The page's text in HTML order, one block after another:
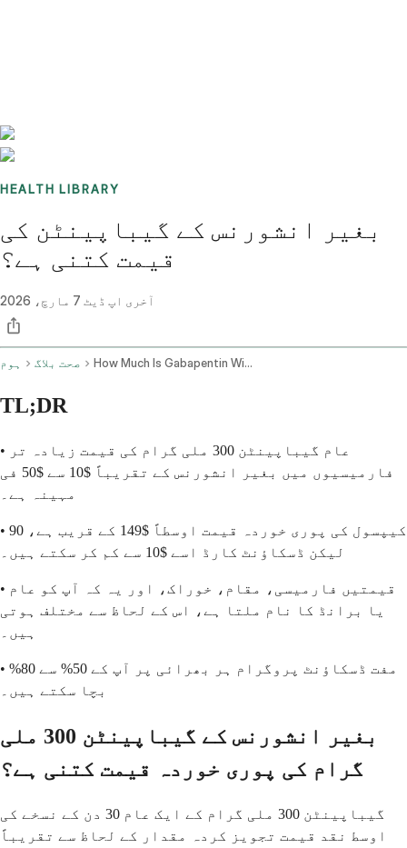
HEALTH LIBRARY
بغیر انشورنس کے گیباپینٹن کی
قیمت کتنی ہے؟
آخری اپ ڈیٹ 7 مارچ، 2026
ہوم صحت بلاگ How Much Is Gabapentin Without Insurance
TL;DR
• عام گیباپینٹن 300 ملی گرام کی قیمت زیادہ تر
فارمیسیوں میں بغیر انشورنس کے تقریباً $10 سے $50 فی
مہینہ ہے۔
• 90 کیپسول کی پوری خوردہ قیمت اوسطاً $149 کے قریب ہے،
لیکن ڈسکاؤنٹ کارڈ اسے $10 سے کم کر سکتے ہیں۔
• قیمتیں فارمیسی، مقام، خوراک، اور یہ کہ آپ کو عام
یا برانڈ کا نام ملتا ہے، اس کے لحاظ سے مختلف ہوتی
ہیں۔
• مفت ڈسکاؤنٹ پروگرام ہر بھرائی پر آپ کے 50% سے 80%
بچا سکتے ہیں۔
بغیر انشورنس کے گیباپینٹن 300 ملی
گرام کی پوری خوردہ قیمت کتنی ہے؟
گیباپینٹن 300 ملی گرام کے ایک عام 30 دن کے نسخے کی
اوسط نقد قیمت تجویز کردہ مقدار کے لحاظ سے تقریباً